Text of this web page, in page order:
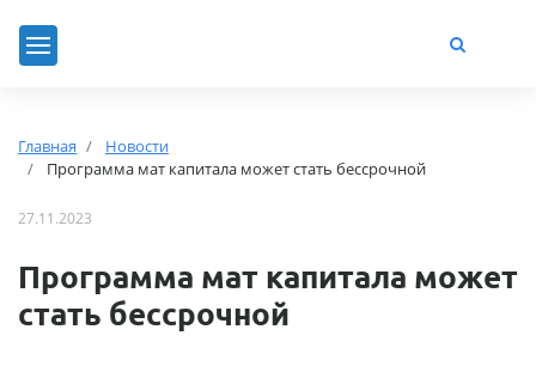
Главная
Новости
Программа мат капитала может стать бессрочной
27.11.2023
Программа мат капитала может
стать бессрочной